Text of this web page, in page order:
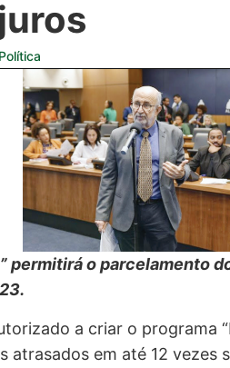
Política
permitirá o parcelamento
a criar o programa
atrasados em até 12 vezes